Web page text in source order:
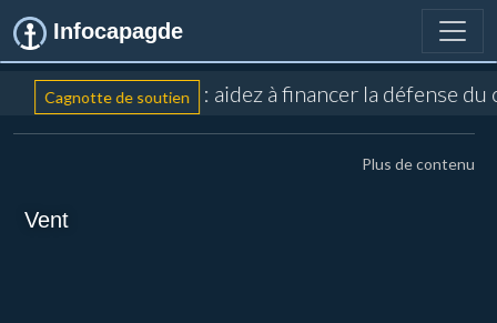
Infocapagde
Cagnotte de soutien : aidez à financer la défense
Plus de contenu